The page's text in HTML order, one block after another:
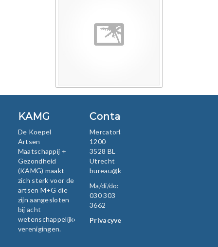
KAMG
De Koepel
Artsen
Maatschappij +
Gezondheid
(KAMG) maakt
zich sterk voor de
artsen M+G die
zijn aangesloten
bij acht
wetenschappelijke
verenigingen.
Contact
Mercatorlaan
1200
3528 BL
Utrecht
bureau@kamg.nl
Ma/di/do:
030 303
3662
Privacyverklaring